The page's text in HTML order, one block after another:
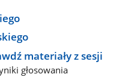
materiały z sesji
głosowania